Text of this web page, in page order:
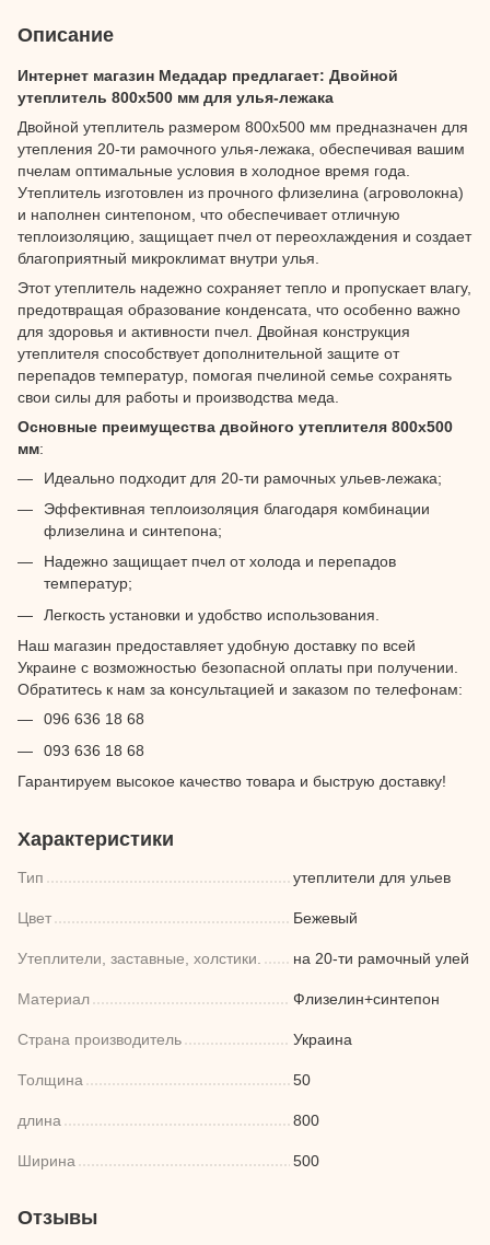
Описание
Интернет магазин Медадар предлагает: Двойной
утеплитель 800х500 мм для улья-лежака
Двойной утеплитель размером 800х500 мм предназначен для
утепления 20-ти рамочного улья-лежака, обеспечивая вашим
пчелам оптимальные условия в холодное время года.
Утеплитель изготовлен из прочного флизелина (агроволокна)
и наполнен синтепоном, что обеспечивает отличную
теплоизоляцию, защищает пчел от переохлаждения и создает
благоприятный микроклимат внутри улья.
Этот утеплитель надежно сохраняет тепло и пропускает влагу,
предотвращая образование конденсата, что особенно важно
для здоровья и активности пчел. Двойная конструкция
утеплителя способствует дополнительной защите от
перепадов температур, помогая пчелиной семье сохранять
свои силы для работы и производства меда.
Основные преимущества двойного утеплителя 800х500
мм:
Идеально подходит для 20-ти рамочных ульев-лежака;
Эффективная теплоизоляция благодаря комбинации
флизелина и синтепона;
Надежно защищает пчел от холода и перепадов
температур;
Легкость установки и удобство использования.
Наш магазин предоставляет удобную доставку по всей
Украине с возможностью безопасной оплаты при получении.
Обратитесь к нам за консультацией и заказом по телефонам:
096 636 18 68
093 636 18 68
Гарантируем высокое качество товара и быструю доставку!
Характеристики
Тип утеплители для ульев
Цвет Бежевый
Утеплители, заставные, холстики. на 20-ти рамочный улей
Материал Флизелин+синтепон
Страна производитель Украина
Толщина 50
длина 800
Ширина 500
Отзывы